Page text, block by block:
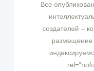
Все
создателей –
размещение